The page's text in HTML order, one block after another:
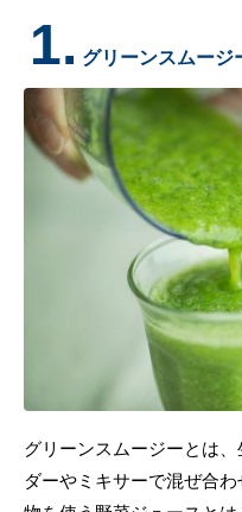
1. グリーンスムージ
グリーンスムージーとは
ダーやミキサーで混ぜ合